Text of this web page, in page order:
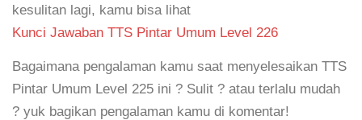
kesulitan lagi, kamu bisa lihat
Kunci Jawaban TTS Pintar Umum Level 226
Bagaimana pengalaman kamu saat menyelesaikan TTS
Pintar Umum Level 225 ini ? Sulit ? atau terlalu mudah
? yuk bagikan pengalaman kamu di komentar!